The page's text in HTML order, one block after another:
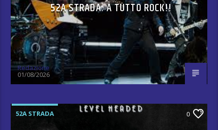
52A STRADA: A TUTTO ROCK!!
Redazione
01/08/2026
52A STRADA 0